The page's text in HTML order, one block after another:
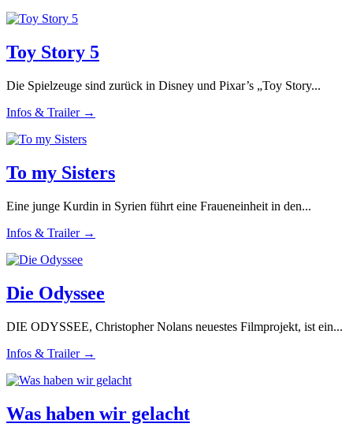
Toy Story 5
Die Spielzeuge sind zurück in Disney und Pixar’s „Toy Story...
Infos & Trailer →
To my Sisters
Eine junge Kurdin in Syrien führt eine Fraueneinheit in den...
Infos & Trailer →
Die Odyssee
DIE ODYSSEE, Christopher Nolans neuestes Filmprojekt, ist ein...
Infos & Trailer →
Was haben wir gelacht